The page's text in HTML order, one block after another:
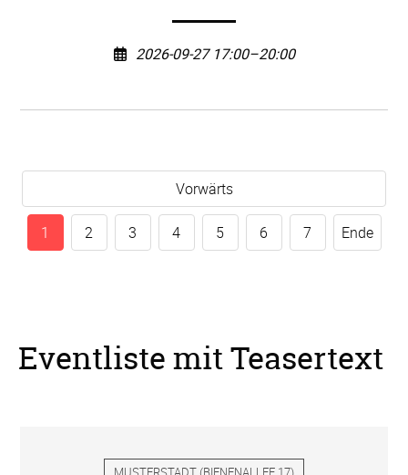
2026-09-27 17:00–20:00
Vorwärts
1 2 3 4 5 6 7 Ende
Eventliste mit Teasertext